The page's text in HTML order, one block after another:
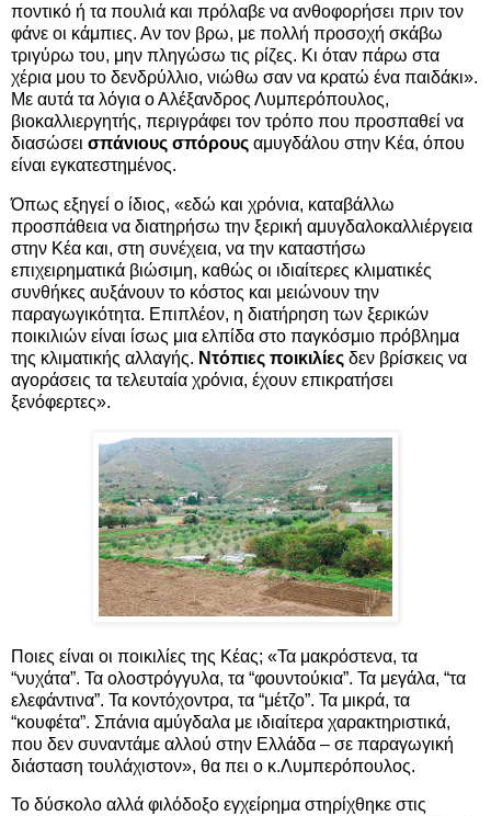
ποντικό ή τα πουλιά και πρόλαβε να ανθοφορήσει πριν τον
φάνε οι κάμπιες. Αν τον βρω, με πολλή προσοχή σκάβω
τριγύρω του, μην πληγώσω τις ρίζες. Κι όταν πάρω στα
χέρια μου το δενδρύλλιο, νιώθω σαν να κρατώ ένα παιδάκι».
Με αυτά τα λόγια ο Αλέξανδρος Λυμπερόπουλος,
βιοκαλλιεργητής, περιγράφει τον τρόπο που προσπαθεί να
διασώσει σπάνιους σπόρους αμυγδάλου στην Κέα, όπου
είναι εγκατεστημένος.
Όπως εξηγεί ο ίδιος, «εδώ και χρόνια, καταβάλλω
προσπάθεια να διατηρήσω την ξερική αμυγδαλοκαλλιέργεια
στην Κέα και, στη συνέχεια, να την καταστήσω
επιχειρηματικά βιώσιμη, καθώς οι ιδιαίτερες κλιματικές
συνθήκες αυξάνουν το κόστος και μειώνουν την
παραγωγικότητα. Επιπλέον, η διατήρηση των ξερικών
ποικιλιών είναι ίσως μια ελπίδα στο παγκόσμιο πρόβλημα
της κλιματικής αλλαγής. Ντόπιες ποικιλίες δεν βρίσκεις να
αγοράσεις τα τελευταία χρόνια, έχουν επικρατήσει
ξενόφερτες».
Ποιες είναι οι ποικιλίες της Κέας; «Τα μακρόστενα, τα
“νυχάτα”. Τα ολοστρόγγυλα, τα “φουντούκια”. Τα μεγάλα, “τα
ελεφάντινα”. Τα κοντόχοντρα, τα “μέτζο”. Τα μικρά, τα
“κουφέτα”. Σπάνια αμύγδαλα με ιδιαίτερα χαρακτηριστικά,
που δεν συναντάμε αλλού στην Ελλάδα – σε παραγωγική
διάσταση τουλάχιστον», θα πει ο κ.Λυμπερόπουλος.
Το δύσκολο αλλά φιλόδοξο εγχείρημα στηρίχθηκε στις